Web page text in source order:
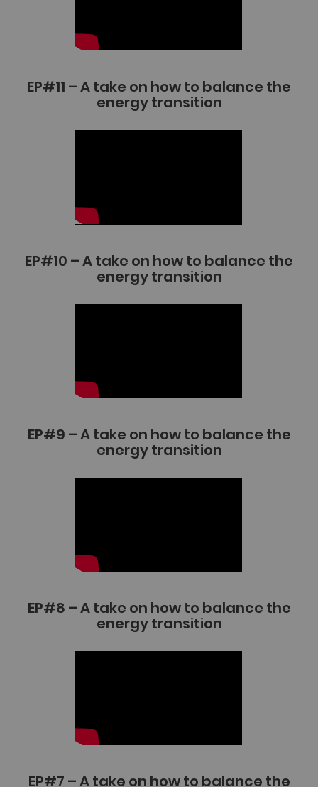
EP#11 – A take on how to balance the
energy transition
EP#10 – A take on how to balance the
energy transition
EP#9 – A take on how to balance the
energy transition
EP#8 – A take on how to balance the
energy transition
EP#7 – A take on how to balance the